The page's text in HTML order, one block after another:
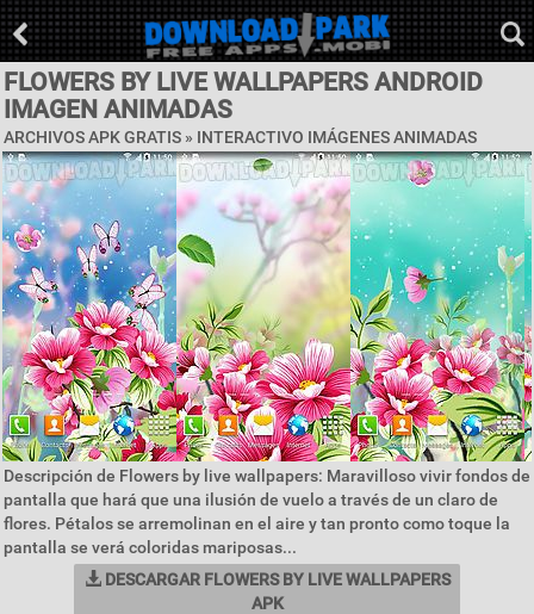
FLOWERS BY LIVE WALLPAPERS ANDROID
IMAGEN ANIMADAS
ARCHIVOS APK GRATIS » INTERACTIVO IMÁGENES ANIMADAS
Descripción de Flowers by live wallpapers: Maravilloso vivir fondos de
pantalla que hará que una ilusión de vuelo a través de un claro de
flores. Pétalos se arremolinan en el aire y tan pronto como toque la
pantalla se verá coloridas mariposas...
DESCARGAR FLOWERS BY LIVE WALLPAPERS
APK